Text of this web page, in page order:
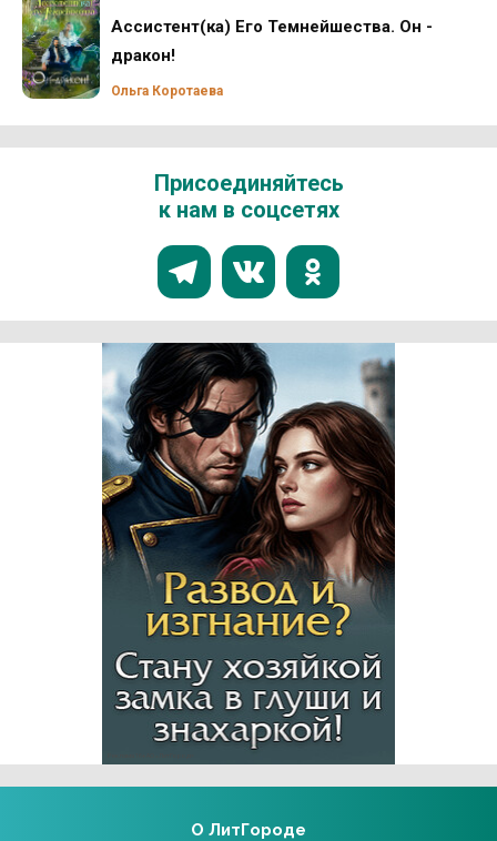
Ассистент(ка) Его Темнейшества. Он -
дракон!
Ольга Коротаева
Присоединяйтесь
к нам в соцсетях
О ЛитГороде